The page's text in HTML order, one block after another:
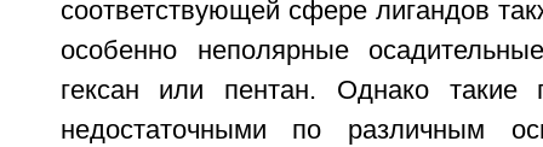
соответствующей сфере лигандов
особенно неполярные
гексан или пентан. Однако такие
недостаточными по различным